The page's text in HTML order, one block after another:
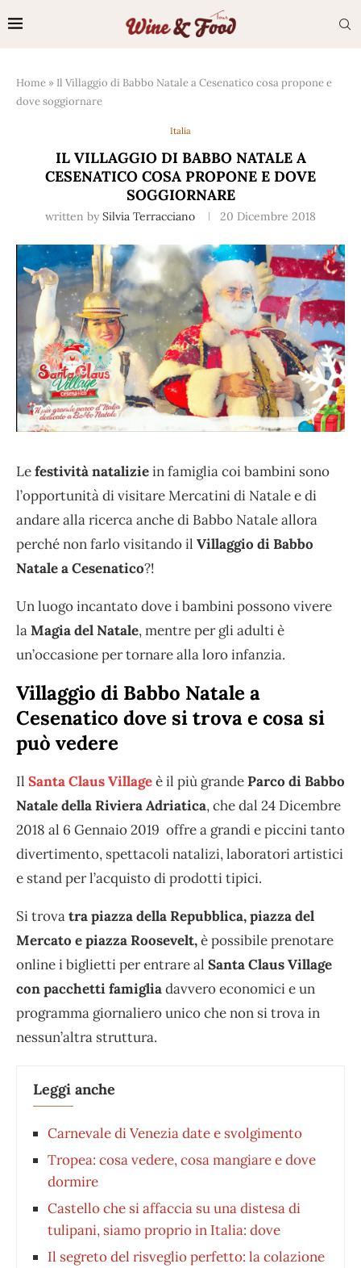
Home » Il Villaggio di Babbo Natale a Cesenatico cosa propone e
dove soggiornare
Italia
IL VILLAGGIO DI BABBO NATALE A
CESENATICO COSA PROPONE E DOVE
SOGGIORNARE
written by Silvia Terracciano 20 Dicembre 2018
Lefestività nataliziein famiglia coi bambini sono
l’opportunità di visitare Mercatini di Natale e di
andare alla ricerca anche di Babbo Natale allora
perché non farlo visitando il Villaggio di Babbo
Natale a Cesenatico?!
Un luogo incantato dove i bambini possono vivere
laMagia del Natale, mentre per gli adulti è
un’occasione per tornare alla loro infanzia.
Villaggio di Babbo Natale a
Cesenatico dove si trova e cosa si
può vedere
Il Santa Claus Villageè il più grandeParco di Babbo
Natale della Riviera Adriatica, che dal 24 Dicembre
2018 al 6 Gennaio 2019 offre a grandi e piccini tanto
divertimento, spettacoli natalizi, laboratori artistici
e stand per l’acquisto di prodotti tipici.
Si trovatra piazza della Repubblica, piazza del
Mercato e piazza Roosevelt,è possibile prenotare
online i biglietti per entrare al Santa Claus Village
con pacchetti famigliadavvero economici e un
programma giornaliero unico che non si trova in
nessun’altra struttura.
Leggi anche
Carnevale di Venezia date e svolgimento
Tropea: cosa vedere, cosa mangiare e dove
dormire
Castello che si affaccia su una distesa di
tulipani, siamo proprio in Italia: dove
Il segreto del risveglio perfetto: la colazione